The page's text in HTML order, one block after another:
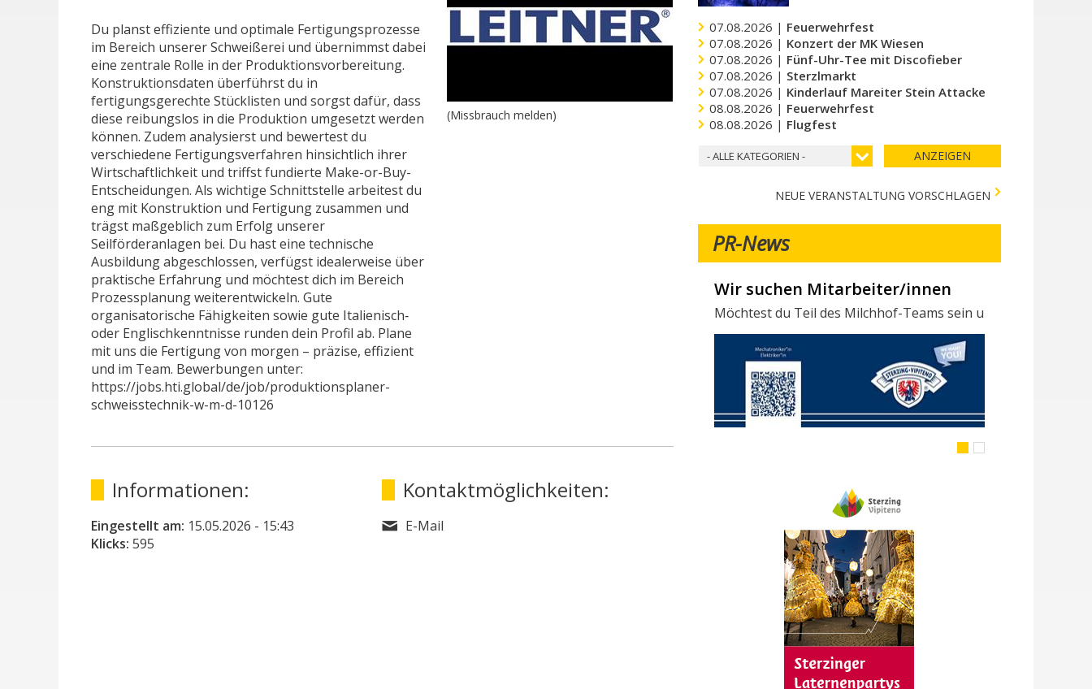
Du planst effiziente und optimale Fertigungsprozesse
im Bereich unserer Schweißerei und übernimmst dabei
eine zentrale Rolle in der Produktionsvorbereitung.
Konstruktionsdaten überführst du in
fertigungsgerechte Stücklisten und sorgst dafür, dass
diese reibungslos in die Produktion umgesetzt werden
können. Zudem analysierst und bewertest du
verschiedene Fertigungsverfahren hinsichtlich ihrer
Wirtschaftlichkeit und triffst fundierte Make-or-Buy-
Entscheidungen. Als wichtige Schnittstelle arbeitest du
eng mit Konstruktion und Fertigung zusammen und
trägst maßgeblich zum Erfolg unserer
Seilförderanlagen bei. Du hast eine technische
Ausbildung abgeschlossen, verfügst idealerweise über
praktische Erfahrung und möchtest dich im Bereich
Prozessplanung weiterentwickeln. Gute
organisatorische Fähigkeiten sowie gute Italienisch‑
oder Englischkenntnisse runden dein Profil ab. Plane
mit uns die Fertigung von morgen – präzise, effizient
und im Team. Bewerbungen unter:
https://jobs.hti.global/de/job/produktionsplaner-
schweisstechnik-w-m-d-10126
(Missbrauch melden)
Informationen:
Eingestellt am: 15.05.2026 - 15:43
Klicks: 595
Kontaktmöglichkeiten:
E-Mail
07.08.2026 | Feuerwehrfest
07.08.2026 | Konzert der MK Wiesen
07.08.2026 | Fünf-Uhr-Tee mit Discofieber
07.08.2026 | Sterzlmarkt
07.08.2026 | Kinderlauf Mareiter Stein Attacke
08.08.2026 | Feuerwehrfest
08.08.2026 | Flugfest
- ALLE KATEGORIEN - ANZEIGEN
NEUE VERANSTALTUNG VORSCHLAGEN
PR-News
Verschiedene Tests in der Stadtapotheke -
Folgende Tests stehen in der Stadtapotheke zur Verfügung: